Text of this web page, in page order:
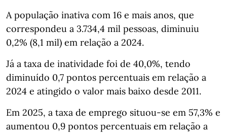
A população inativa com 16 e mais anos, que
correspondeu a 3.734,4 mil pessoas, diminuiu
0,2% (8,1 mil) em relação a 2024.
Já a taxa de inatividade foi de 40,0%, tendo
diminuído 0,7 pontos percentuais em relação a
2024 e atingido o valor mais baixo desde 2011.
Em 2025, a taxa de emprego situou-se em 57,3% e
aumentou 0,9 pontos percentuais em relação a